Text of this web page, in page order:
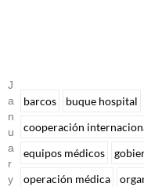
J
A
N
U
A
R
Y
barcos buque hospital
cooperación
equipos médicos
operación médica